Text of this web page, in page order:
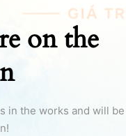
on the
in the works and will be